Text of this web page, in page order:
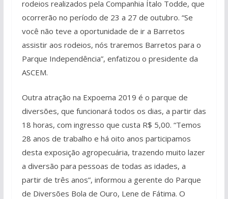
rodeios realizados pela Companhia Ítalo Todde, que
ocorrerão no período de 23 a 27 de outubro. “Se
você não teve a oportunidade de ir a Barretos
assistir aos rodeios, nós traremos Barretos para o
Parque Independência”, enfatizou o presidente da
ASCEM.
Outra atração na Expoema 2019 é o parque de
diversões, que funcionará todos os dias, a partir das
18 horas, com ingresso que custa R$ 5,00. “Temos
28 anos de trabalho e há oito anos participamos
desta exposição agropecuária, trazendo muito lazer
a diversão para pessoas de todas as idades, a
partir de três anos”, informou a gerente do Parque
de Diversões Bola de Ouro, Lene de Fátima. O